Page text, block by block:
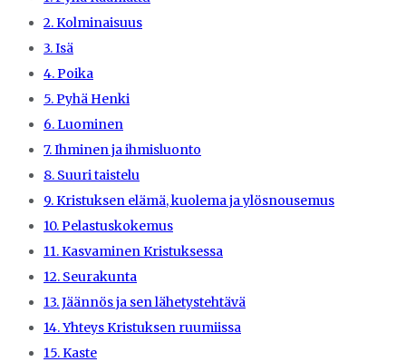
2. Kolminaisuus
3. Isä
4. Poika
5. Pyhä Henki
6. Luominen
7. Ihminen ja ihmisluonto
8. Suuri taistelu
9. Kristuksen elämä, kuolema ja ylösnousemus
10. Pelastuskokemus
11. Kasvaminen Kristuksessa
12. Seurakunta
13. Jäännös ja sen lähetystehtävä
14. Yhteys Kristuksen ruumiissa
15. Kaste